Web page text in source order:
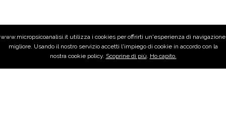
www.micropsicoanalisi.it utilizza i cookies per offrirti un'esperienza di navigazione
migliore. Usando il nostro servizio accetti l'impiego di cookie in accordo con la
nostra cookie policy. Scoprine di più. Ho capito.